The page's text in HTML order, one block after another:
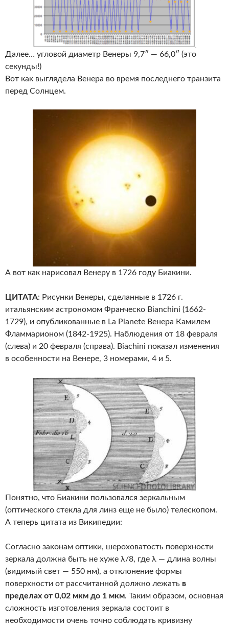
Далее… угловой диаметр Венеры 9,7″ — 66,0″ (это
секунды!)
Вот как выглядела Венера во время последнего транзита
перед Солнцем.
А вот как нарисовал Венеру в 1726 году Биакини.
ЦИТАТА: Рисунки Венеры, сделанные в 1726 г.
итальянским астрономом Франческо Bianchini (1662-
1729), и опубликованные в La Planete Венера Камилем
Фламмарионом (1842-1925). Наблюдения от 18 февраля
(слева) и 20 февраля (справа). Biachini показал изменения
в особенности на Венере, 3 номерами, 4 и 5.
Понятно, что Биакини пользовался зеркальным
(оптического стекла для линз еще не было) телескопом.
А теперь цитата из Википедии:
Согласно законам оптики, шероховатость поверхности
зеркала должна быть не хуже λ/8, где λ — длина волны
(видимый свет — 550 нм), а отклонение формы
поверхности от рассчитанной должно лежать в
пределах от 0,02 мкм до 1 мкм. Таким образом, основная
сложность изготовления зеркала состоит в
необходимости очень точно соблюдать кривизну